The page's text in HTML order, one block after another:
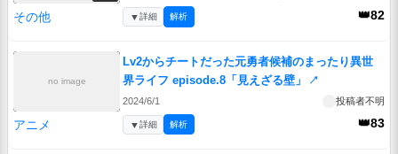
その他 👑82
▼詳細 解析
no image
Lv2からチートだった元勇者候補のまったり異世
界ライフ episode.8「見えざる壁」
↗
2024/6/1 投稿者不明
アニメ 👑83
▼詳細 解析